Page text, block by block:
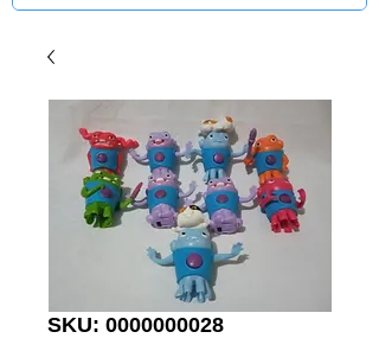
SKU: 0000000028